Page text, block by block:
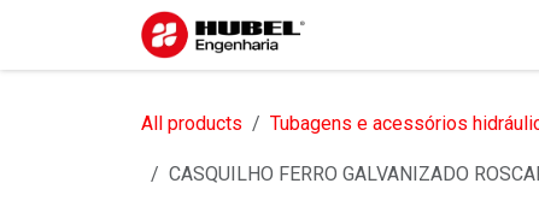
Pular para o conteúdo
All products Tubagens e acessórios
CASQUILHO FERRO GALVANIZADO